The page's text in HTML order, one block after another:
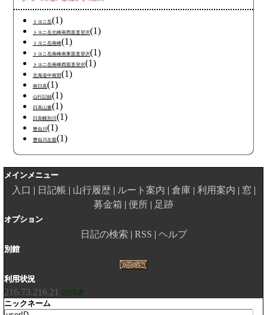
トヨニ岳(1)
トヨニ岳北峰南西面直登沢(1)
トヨニ岳南峰(1)
トヨニ岳南峰南東面直登沢(1)
トヨニ岳南峰西面直登沢(1)
北海道中南部(1)
南日高(1)
山行記録(1)
日高山脈(1)
日高幌別川(1)
豊似川(1)
豊似川左股(1)
メインメニュー
入口 日記帳 山行履歴 ルート案内 倉庫 利用案内
窓
募金箱
便所 足跡
オプション
日記の検索 RSS ヘルプ
別館
利用状況
216.73.216.21 訪問者
ニックネーム